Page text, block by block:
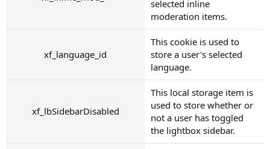
selected inline
moderation items.
xf_language_id
This cookie is used to
store a user's selected
language.
xf_lbSidebarDisabled
This local storage item is
used to store whether or
not a user has toggled
the lightbox sidebar.